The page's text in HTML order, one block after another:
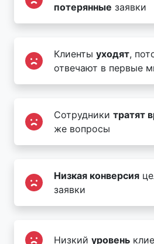
потерянные заявки
Клиенты уходят,
отвечают в первые
Сотрудники тратят
же вопросы
Низкая конверсия
заявки
Низкий уровень